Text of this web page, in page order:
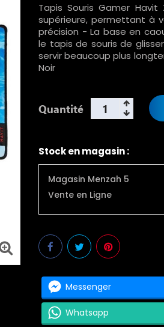
Tapis Souris Gamer
supérieure, permettant à
précision - La base en
le tapis de souris de
servir beaucoup plus
Noir
Quantité
Stock en magasin :
Magasin Menzah 5
Vente en Ligne
Messenger
Whatsapp